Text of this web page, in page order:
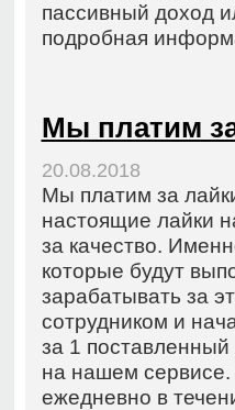
пассивный доход
подробная
Мы платим
20.08.2018
Мы платим за
настоящие лайки
за качество.
которые будут
зарабатывать за
сотрудником и
за 1 поставленный
на нашем сервисе.
ежедневно в